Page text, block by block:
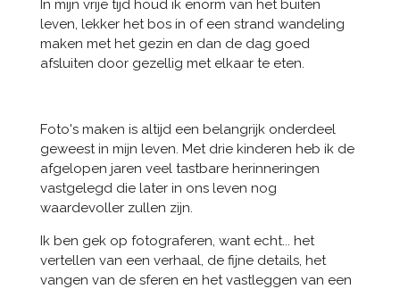
In mijn vrije tijd houd ik enorm van het buiten
leven, lekker het bos in of een strand wandeling
maken met het gezin en dan de dag goed
afsluiten door gezellig met elkaar te eten.
Foto's maken is altijd een belangrijk onderdeel
geweest in mijn leven. Met drie kinderen heb ik de
afgelopen jaren veel tastbare herinneringen
vastgelegd die later in ons leven nog
waardevoller zullen zijn.
Ik ben gek op fotograferen, want echt... het
vertellen van een verhaal, de fijne details, het
vangen van de sferen en het vastleggen van een